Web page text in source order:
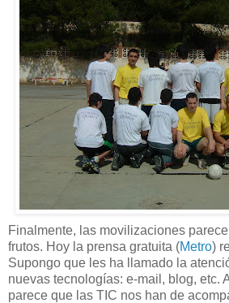
Finalmente, las movilizaciones
frutos. Hoy la prensa gratuita (Metro)
Supongo que les ha llamado la
nuevas tecnologías: e-mail, blog, etc.
parece que las TIC nos han de